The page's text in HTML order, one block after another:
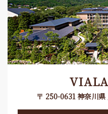
〒 250-0631 神奈川